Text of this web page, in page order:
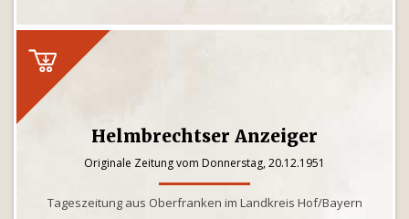
Helmbrechtser Anzeiger
Originale Zeitung vom Donnerstag, 20.12.1951
Tageszeitung aus Oberfranken im Landkreis Hof/Bayern